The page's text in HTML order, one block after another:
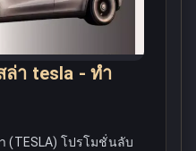
ล่า tesla - ทำ
(TESLA) โปรโมชั่นลับ